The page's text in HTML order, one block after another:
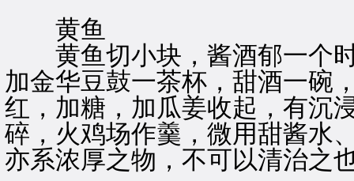
黄鱼
黄鱼切小块，酱酒郁一个时
加金华豆鼓一茶杯，甜酒一碗
红，加糖，加瓜姜收起，有沉
碎，火鸡场作羹，微用甜酱水
亦系浓厚之物，不可以清治之